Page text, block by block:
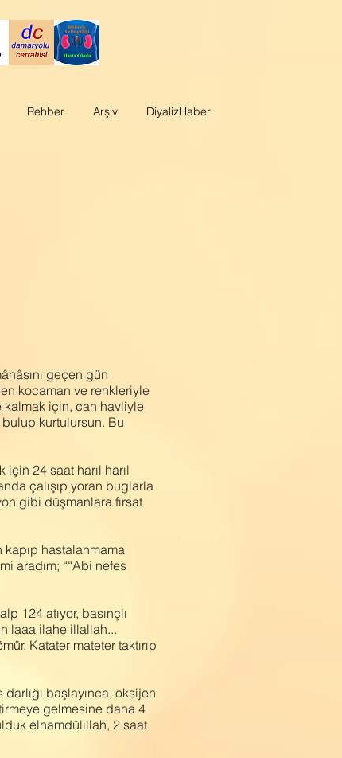
Rehber Arşiv DiyalizHaber
geçen gün
kocaman ve renkleriyle
kalmak için, can havliyle
kurtulursun. Bu
24 saat harıl harıl
çalışıp yoran buglarla
gibi düşmanlara fırsat
hastalanmama
aradım; ““Abi nefes
124 atıyor, basınçlı
laaa ilahe illallah...
Katater mateter taktırıp
başlayınca, oksijen
gelmesine daha 4
elhamdülillah, 2 saat